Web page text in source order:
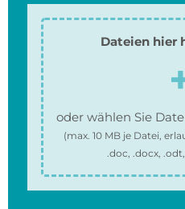
Dateien hier
oder wählen Sie
(max. 10 MBje Datei,
.doc, .docx,